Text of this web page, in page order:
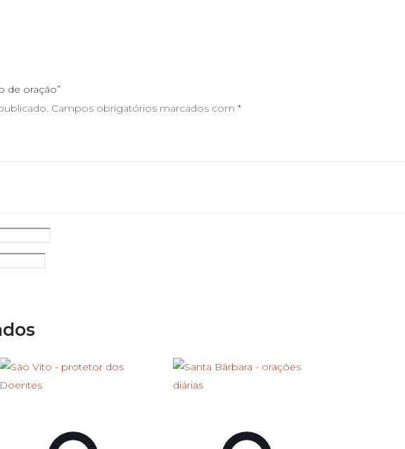
de oração”
Campos obrigatórios marcados com *